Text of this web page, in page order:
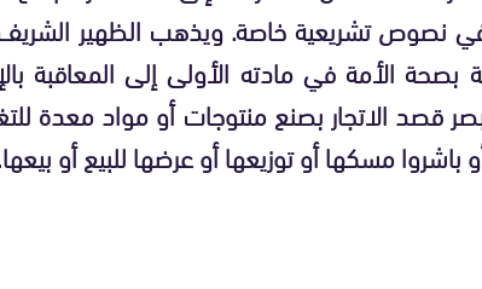
بصحة الأمة في مادته الأولى إلى
قصد الاتجار بصنع منتوجات أو مواد معدة
باشروا مسكها أو توزيعها أو عرضها للبيع أو